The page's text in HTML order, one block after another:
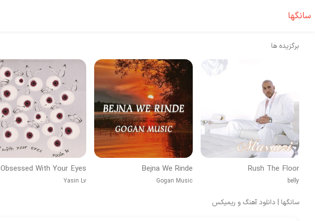
سانگها
برگزیده ها
Rush The Floor
belly
Bejna We Rinde
Gogan Music
Obsessed With Your Eyes
Yasin Lv
سانگها | دانلود آهنگ و ریمیکس